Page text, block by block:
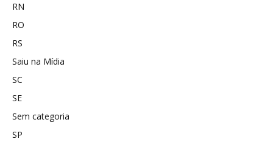
RN
RO
RS
Saiu na Mídia
SC
SE
Sem categoria
SP